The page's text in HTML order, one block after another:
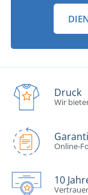
Druck
Wir
Online-
10